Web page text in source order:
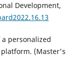
Development,
a personalized
(Master's